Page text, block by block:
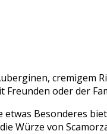
cremigem
oder der
etwas Besonderes
Würze von